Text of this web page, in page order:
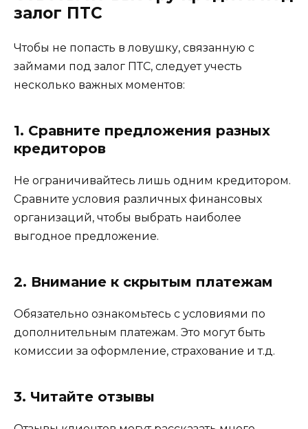
залог ПТС
Чтобы не попасть в ловушку, связанную с
займами под залог ПТС, следует учесть
несколько важных моментов:
1. Сравните предложения разных
кредиторов
Не ограничивайтесь лишь одним кредитором.
Сравните условия различных финансовых
организаций, чтобы выбрать наиболее
выгодное предложение.
2. Внимание к скрытым платежам
Обязательно ознакомьтесь с условиями по
дополнительным платежам. Это могут быть
комиссии за оформление, страхование и т.д.
3. Читайте отзывы